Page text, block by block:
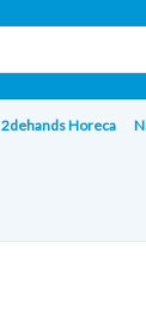
2dehands Horeca